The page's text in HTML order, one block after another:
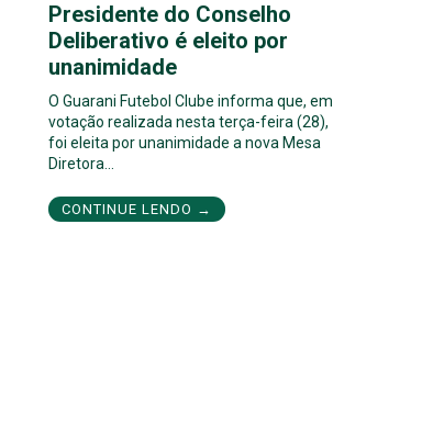
Presidente do Conselho
Deliberativo é eleito por
unanimidade
O Guarani Futebol Clube informa que, em
votação realizada nesta terça-feira (28),
foi eleita por unanimidade a nova Mesa
Diretora…
CONTINUE LENDO →